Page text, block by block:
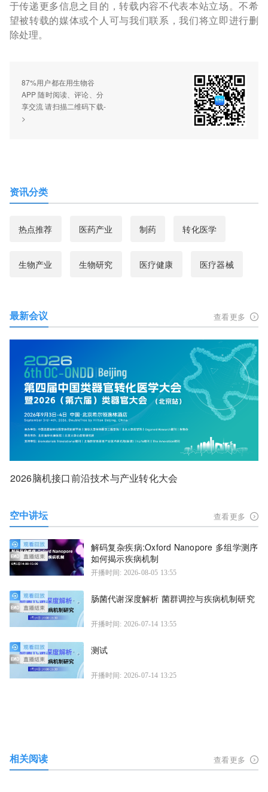
于传递更多信息之目的，转载内容不代表本站立场。不希
望被转载的媒体或个人可与我们联系，我们将立即进行删
除处理。
87%用户都在用生物谷
APP 随时阅读、评论、分
享交流 请扫描二维码下载-
>
资讯分类
热点推荐 医药产业 制药 转化医学
生物产业 生物研究 医疗健康 医疗器械
最新会议 查看更多
2026脑机接口前沿技术与产业转化大会
空中讲坛 查看更多
解码复杂疾病:Oxford Nanopore 多组学测序
如何揭示疾病机制
开播时间: 2026-08-05 13:55
肠菌代谢深度解析 菌群调控与疾病机制研究
开播时间: 2026-07-14 13:55
测试
开播时间: 2026-07-14 13:25
相关阅读 查看更多